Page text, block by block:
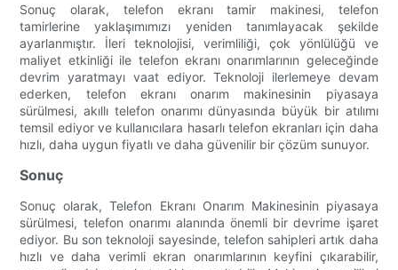
Sonuç olarak, telefon ekranı tamir makinesi, telefon
tamirlerine yaklaşımımızı yeniden tanımlayacak şekilde
ayarlanmıştır. İleri teknolojisi, verimliliği, çok yönlülüğü ve
maliyet etkinliği ile telefon ekranı onarımlarının geleceğinde
devrim yaratmayı vaat ediyor. Teknoloji ilerlemeye devam
ederken, telefon ekranı onarım makinesinin piyasaya
sürülmesi, akıllı telefon onarımı dünyasında büyük bir atılımı
temsil ediyor ve kullanıcılara hasarlı telefon ekranları için daha
hızlı, daha uygun fiyatlı ve daha güvenilir bir çözüm sunuyor.
Sonuç
Sonuç olarak, Telefon Ekranı Onarım Makinesinin piyasaya
sürülmesi, telefon onarımı alanında önemli bir devrime işaret
ediyor. Bu son teknoloji sayesinde, telefon sahipleri artık daha
hızlı ve daha verimli ekran onarımlarının keyfini çıkarabilir,